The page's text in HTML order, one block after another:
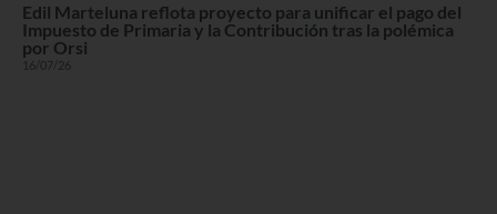
Edil Marteluna reflota proyecto para unificar el pago del
Impuesto de Primaria y la Contribución tras la polémica
por Orsi
16/07/26